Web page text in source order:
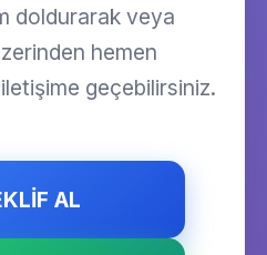
doldurarak veya
hemen
iletişime geçebilirsiniz.
AL